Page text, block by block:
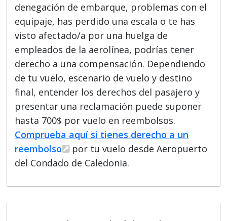
denegación de embarque, problemas con el
equipaje, has perdido una escala o te has
visto afectado/a por una huelga de
empleados de la aerolínea, podrías tener
derecho a una compensación. Dependiendo
de tu vuelo, escenario de vuelo y destino
final, entender los derechos del pasajero y
presentar una reclamación puede suponer
hasta 700$ por vuelo en reembolsos.
Comprueba aquí si tienes derecho a un
reembolso
por tu vuelo desde Aeropuerto
del Condado de Caledonia.